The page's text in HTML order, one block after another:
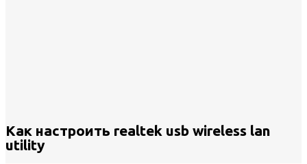
Как настроить realtek usb wireless lan
utility